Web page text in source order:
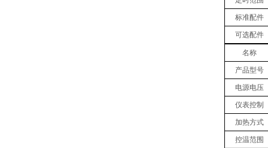
标准配件
可选配件
名称
产品型号
电源电压
仪表控制
加热方式
控温范围